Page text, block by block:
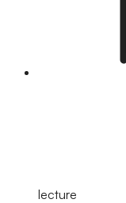
lecture